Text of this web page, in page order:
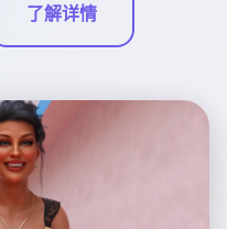
了解详情